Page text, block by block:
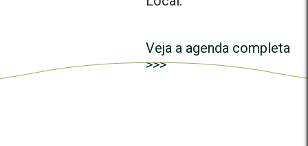
Veja a agenda completa
>>>